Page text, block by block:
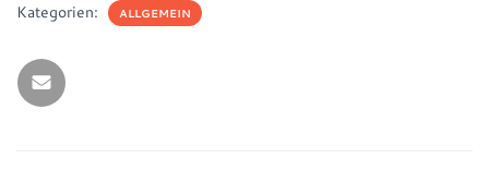
Kategorien: ALLGEMEIN